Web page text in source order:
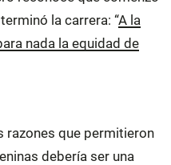
la carrera: “A la
nada la equidad de
razones que permitieron
debería ser una